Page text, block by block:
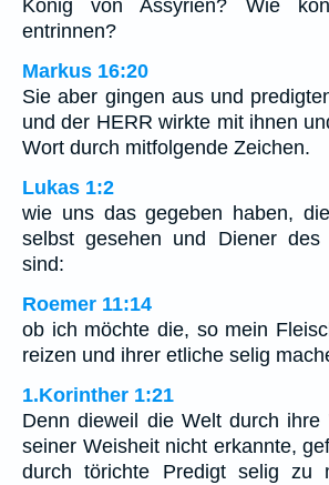
König von Assyrien? Wie
entrinnen?
Markus 16:20
Sie aber gingen aus und
und der HERR wirkte mit ihnen
Wort durch mitfolgende Zeichen.
Lukas 1:2
wie uns das gegeben haben,
selbst gesehen und Diener des
sind:
Roemer 11:14
ob ich möchte die, so mein
reizen und ihrer etliche selig
1.Korinther 1:21
Denn dieweil die Welt durch ihre
seiner Weisheit nicht erkannte,
durch törichte Predigt selig zu